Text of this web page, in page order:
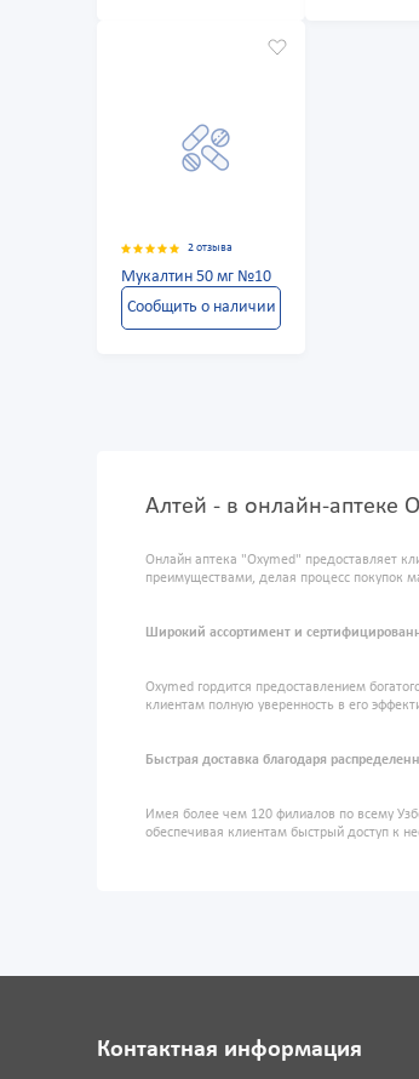
2 отзыва
Мукалтин 50 мг №10
Сообщить о наличии
Алтей - в онлайн-аптеке
Онлайн аптека "Oxymed" предоставляет
преимуществами, делая процесс покупок
Широкий ассортимент и
Oxymed гордится предоставлением
клиентам полную уверенность в его
Быстрая доставка благодаря
Имея более чем 120 филиалов по всему
обеспечивая клиентам быстрый доступ к
Контактная информация